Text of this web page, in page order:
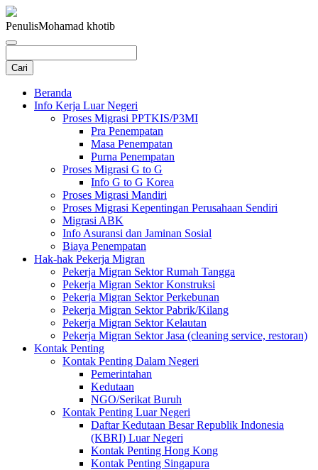
PenulisMohamad khotib
Beranda
Info Kerja Luar Negeri
Proses Migrasi PPTKIS/P3MI
Pra Penempatan
Masa Penempatan
Purna Penempatan
Proses Migrasi G to G
Info G to G Korea
Proses Migrasi Mandiri
Proses Migrasi Kepentingan Perusahaan Sendiri
Migrasi ABK
Info Asuransi dan Jaminan Sosial
Biaya Penempatan
Hak-hak Pekerja Migran
Pekerja Migran Sektor Rumah Tangga
Pekerja Migran Sektor Konstruksi
Pekerja Migran Sektor Perkebunan
Pekerja Migran Sektor Pabrik/Kilang
Pekerja Migran Sektor Kelautan
Pekerja Migran Sektor Jasa (cleaning service, restoran)
Kontak Penting
Kontak Penting Dalam Negeri
Pemerintahan
Kedutaan
NGO/Serikat Buruh
Kontak Penting Luar Negeri
Daftar Kedutaan Besar Republik Indonesia
(KBRI) Luar Negeri
Kontak Penting Hong Kong
Kontak Penting Singapura